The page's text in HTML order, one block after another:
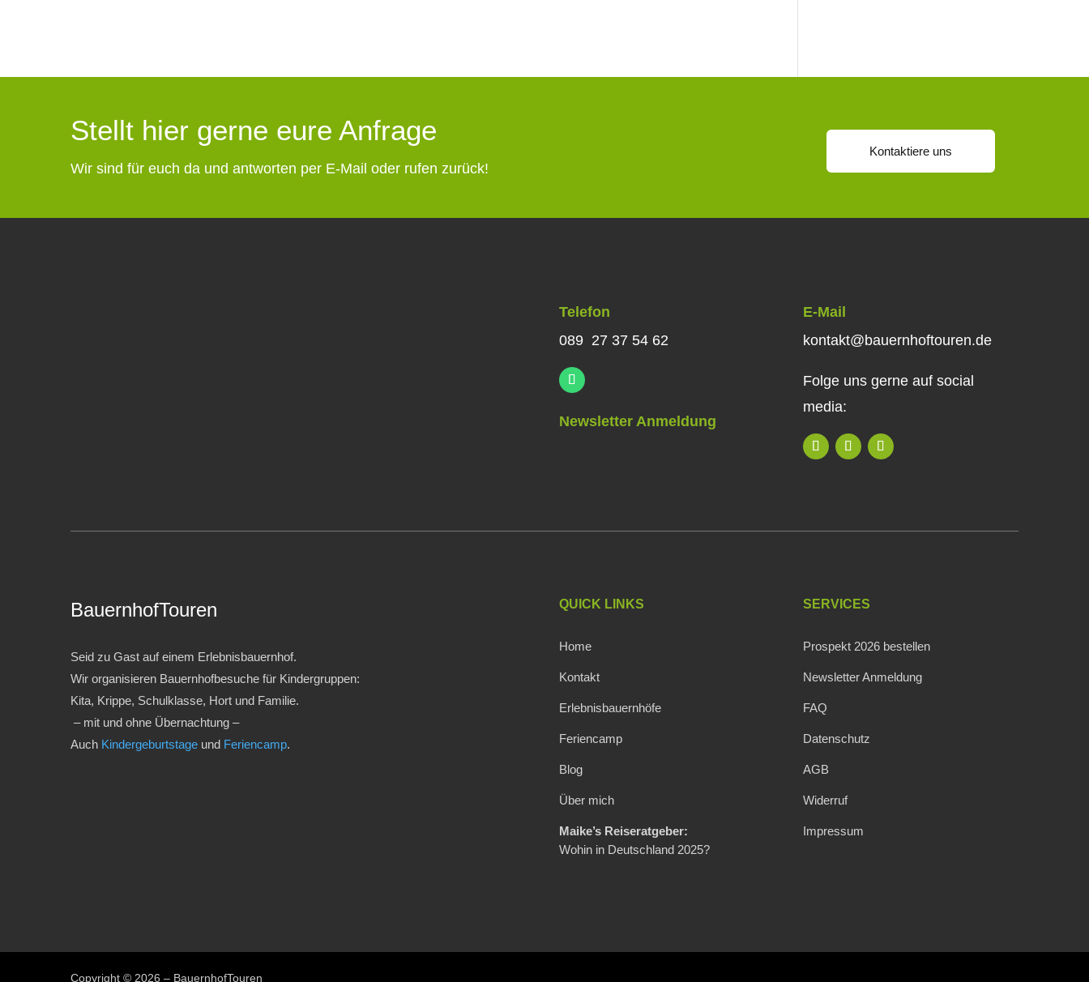
Stellt hier gerne eure Anfrage
Wir sind für euch da und antworten per E-Mail oder rufen zurück!
Kontaktiere uns
Telefon
089 27 37 54 62
Newsletter Anmeldung
E-Mail
kontakt@bauernhoftouren.de
Folge uns gerne auf social
media:
BauernhofTouren
Seid zu Gast auf einem Erlebnisbauernhof.
Wir organisieren Bauernhofbesuche für Kindergruppen:
Kita, Krippe, Schulklasse, Hort und Familie.
– mit und ohne Übernachtung –
Auch Kindergeburtstage und Feriencamp.
QUICK LINKS
Home
Kontakt
Erlebnisbauernhöfe
Feriencamp
Blog
Über mich
Maike’s Reiseratgeber:
Wohin in Deutschland 2025?
SERVICES
Prospekt 2026 bestellen
Newsletter Anmeldung
FAQ
Datenschutz
AGB
Widerruf
Impressum
Copyright © 2026 – BauernhofTouren